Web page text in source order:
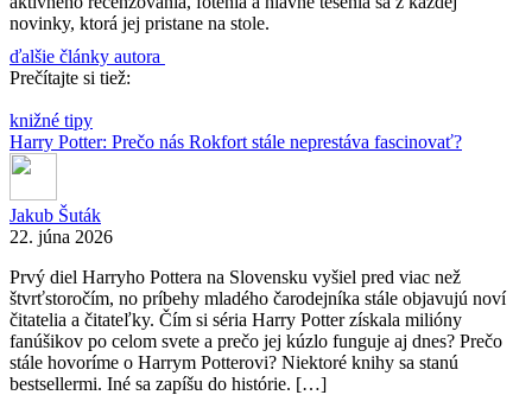
novinky, ktorá jej pristane na stole.
ďalšie články autora
Prečítajte si tiež:
knižné tipy
Harry Potter: Prečo nás Rokfort stále neprestáva fascinovať?
Jakub Šuták
22. júna 2026
Prvý diel Harryho Pottera na Slovensku vyšiel pred viac než
štvrťstoročím, no príbehy mladého čarodejníka stále objavujú noví
čitatelia a čitateľky. Čím si séria Harry Potter získala milióny
fanúšikov po celom svete a prečo jej kúzlo funguje aj dnes? Prečo
stále hovoríme o Harrym Potterovi? Niektoré knihy sa stanú
bestsellermi. Iné sa zapíšu do histórie. […]